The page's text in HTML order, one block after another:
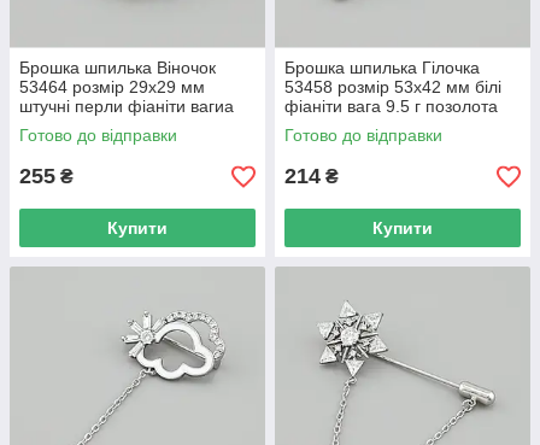
Брошка шпилька Віночок
53464 розмір 29х29 мм
штучні перли фіаніти вагиа
4.6 г позолота Біле Золото
Готово до відправки
255 ₴
Купити
Брошка шпилька Гілочка
53458 розмір 53х42 мм білі
фіаніти вага 9.5 г позолота
Біле Золото
Готово до відправки
214 ₴
Купити